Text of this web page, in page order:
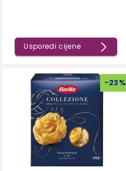
Usporedi cijene
-23%